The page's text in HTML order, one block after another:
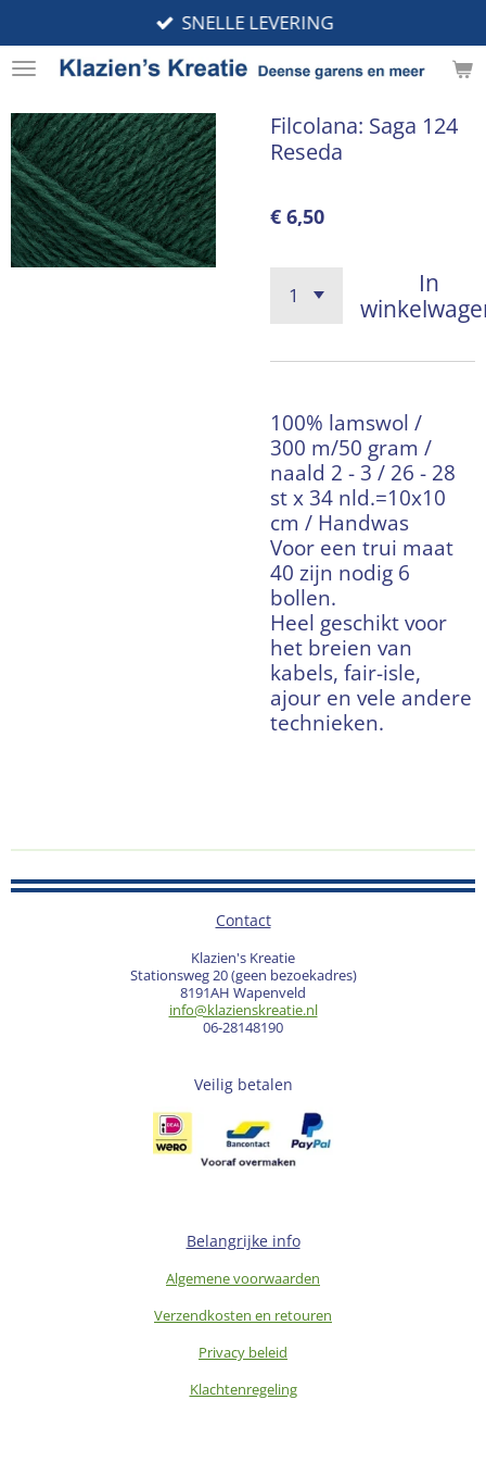
direct
naar
hoofdinhoud
SNELLE LEVERING
Filcolana: Saga 124
Reseda
€ 6,50
In
100% lamswol /
300 m/50 gram /
naald 2 - 3 / 26 - 28
st x 34 nld.=10x10
cm / Handwas
Voor een trui maat
40 zijn nodig 6
bollen.
Heel geschikt voor
het breien van
kabels, fair-isle,
ajour en vele andere
technieken.
Contact
Klazien's Kreatie
Stationsweg 20 (geen bezoekadres)
8191AH Wapenveld
info@klazienskreatie.nl
06-28148190
Veilig betalen
Belangrijke info
Algemene voorwaarden
Verzendkosten en retouren
Privacy beleid
Klachtenregeling